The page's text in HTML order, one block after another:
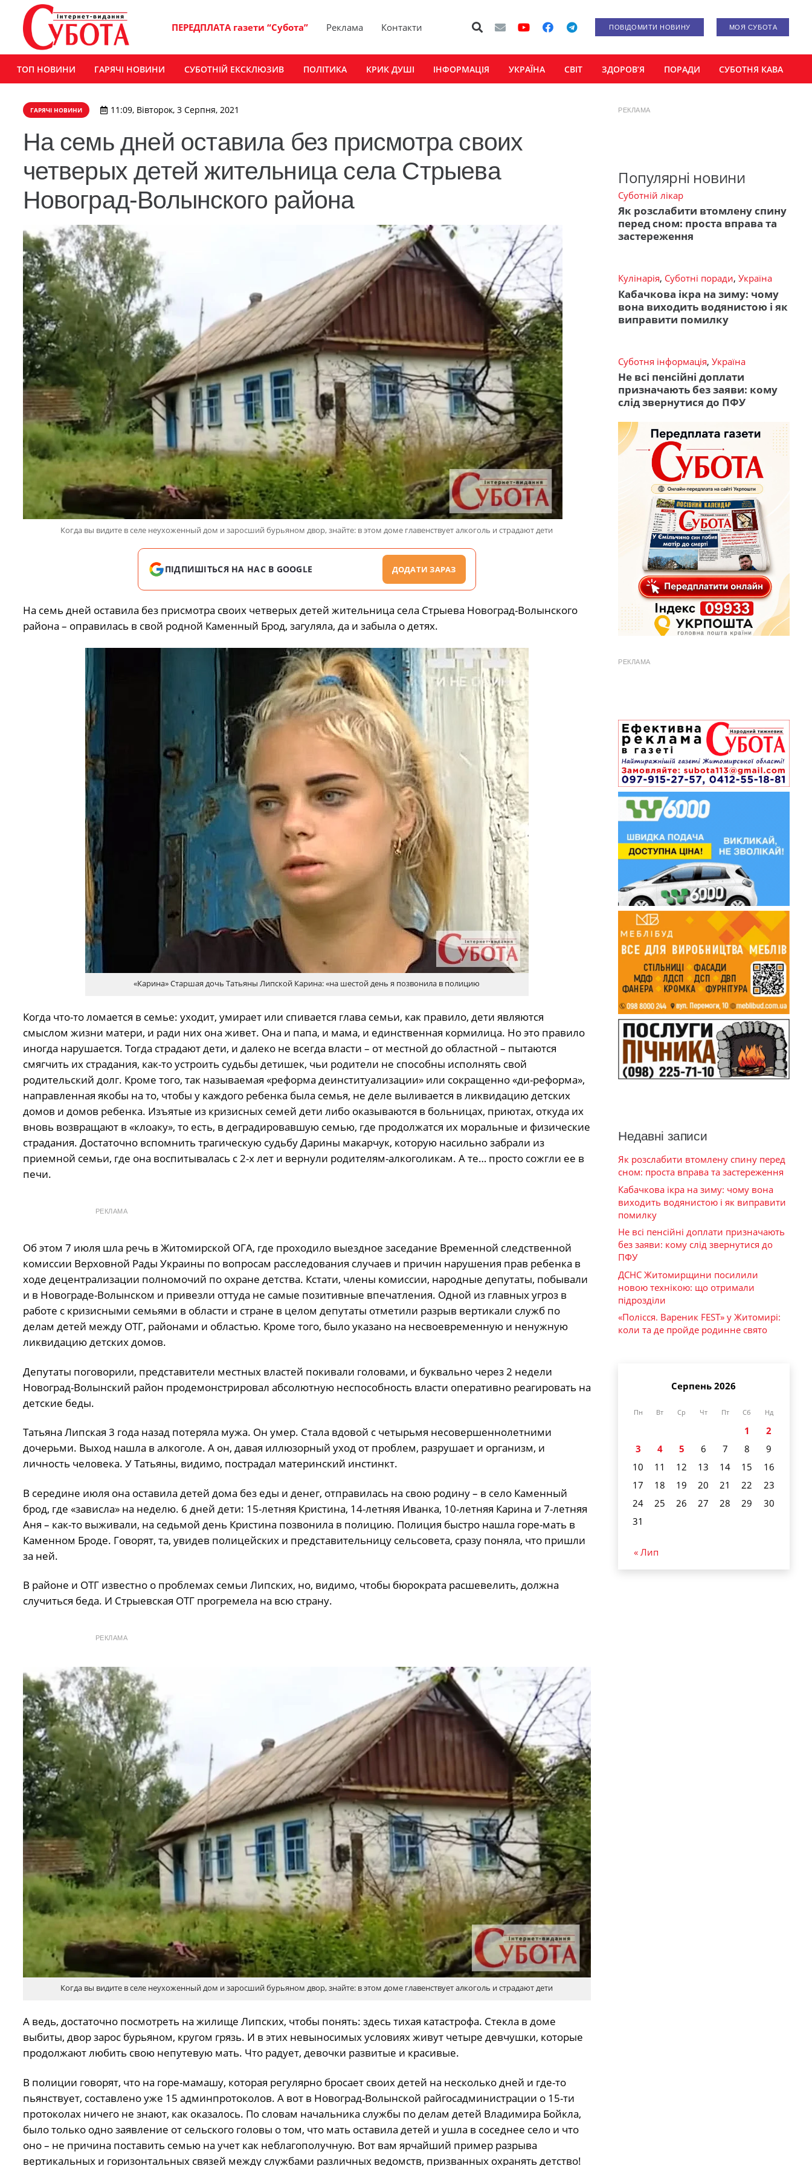
ПЕРЕДПЛАТА газети “Субота” Реклама Контакти ПОВІДОМИТИ НОВИНУ МОЯ СУБОТА
ТОП НОВИНИ ГАРЯЧІ НОВИНИ СУБОТНІЙ ЕКСКЛЮЗИВ ПОЛІТИКА КРИК ДУШІ ІНФОРМАЦІЯ УКРАЇНА СВІТ ЗДОРОВ’Я ПОРАДИ СУБОТНЯ КАВА
ГАРЯЧІ НОВИНИ 11:09, Вівторок, 3 Серпня, 2021
На семь дней оставила без присмотра своих
четверых детей жительница села Стрыева
Новоград-Волынского района
Когда вы видите в селе неухоженный дом и заросший бурьяном двор, знайте: в этом доме главенствует алкоголь и страдают дети
ПІДПИШІТЬСЯ НА НАС В GOOGLE ДОДАТИ ЗАРАЗ
На семь дней оставила без присмотра своих четверых детей жительница села Стрыева Новоград-Волынского
района – оправилась в свой родной Каменный Брод, загуляла, да и забыла о детях.
«Карина» Старшая дочь Татьяны Липской Карина: «на шестой день я позвонила в полицию
Когда что-то ломается в семье: уходит, умирает или спивается глава семьи, как правило, дети являются
смыслом жизни матери, и ради них она живет. Она и папа, и мама, и единственная кормилица. Но это правило
иногда нарушается. Тогда страдают дети, и далеко не всегда власти – от местной до областной – пытаются
смягчить их страдания, как-то устроить судьбы детишек, чьи родители не способны исполнять свой
родительский долг. Кроме того, так называемая «реформа деинституализации» или сокращенно «ди-реформа»,
направленная якобы на то, чтобы у каждого ребенка была семья, не деле выливается в ликвидацию детских
домов и домов ребенка. Изъятые из кризисных семей дети либо оказываются в больницах, приютах, откуда их
вновь возвращают в «клоаку», то есть, в деградировавшую семью, где продолжатся их моральные и физические
страдания. Достаточно вспомнить трагическую судьбу Дарины макарчук, которую насильно забрали из
приемной семьи, где она воспитывалась с 2-х лет и вернули родителям-алкоголикам. А те… просто сожгли ее в
печи.
РЕКЛАМА
Об этом 7 июля шла речь в Житомирской ОГА, где проходило выездное заседание Временной следственной
комиссии Верховной Рады Украины по вопросам расследования случаев и причин нарушения прав ребенка в
ходе децентрализации полномочий по охране детства. Кстати, члены комиссии, народные депутаты, побывали
и в Новограде-Волынском и привезли оттуда не самые позитивные впечатления. Одной из главных угроз в
работе с кризисными семьями в области и стране в целом депутаты отметили разрыв вертикали служб по
делам детей между ОТГ, районами и областью. Кроме того, было указано на несвоевременную и ненужную
ликвидацию детских домов.
Депутаты поговорили, представители местных властей покивали головами, и буквально через 2 недели
Новоград-Волынский район продемонстрировал абсолютную неспособность власти оперативно реагировать на
детские беды.
Татьяна Липская 3 года назад потеряла мужа. Он умер. Стала вдовой с четырьмя несовершеннолетними
дочерьми. Выход нашла в алкоголе. А он, давая иллюзорный уход от проблем, разрушает и организм, и
личность человека. У Татьяны, видимо, пострадал материнский инстинкт.
В середине июля она оставила детей дома без еды и денег, отправилась на свою родину – в село Каменный
брод, где «зависла» на неделю. 6 дней дети: 15-летняя Кристина, 14-летняя Иванка, 10-летняя Карина и 7-летняя
Аня – как-то выживали, на седьмой день Кристина позвонила в полицию. Полиция быстро нашла горе-мать в
Каменном Броде. Говорят, та, увидев полицейских и представительницу сельсовета, сразу поняла, что пришли
за ней.
В районе и ОТГ известно о проблемах семьи Липских, но, видимо, чтобы бюрократа расшевелить, должна
случиться беда. И Стрыевская ОТГ прогремела на всю страну.
РЕКЛАМА
Когда вы видите в селе неухоженный дом и заросший бурьяном двор, знайте: в этом доме главенствует алкоголь и страдают дети
А ведь, достаточно посмотреть на жилище Липских, чтобы понять: здесь тихая катастрофа. Стекла в доме
выбиты, двор зарос бурьяном, кругом грязь. И в этих невыносимых условиях живут четыре девчушки, которые
продолжают любить свою непутевую мать. Что радует, девочки развитые и красивые.
В полиции говорят, что на горе-мамашу, которая регулярно бросает своих детей на несколько дней и где-то
пьянствует, составлено уже 15 админпротоколов. А вот в Новоград-Волынской райгосадминистрации о 15-ти
протоколах ничего не знают, как оказалось. По словам начальника службы по делам детей Владимира Бойкла,
было только одно заявление от сельского головы о том, что мать оставила детей и ушла в соседнее село и что
оно – не причина поставить семью на учет как неблагополучную. Вот вам ярчайший пример разрыва
вертикальных и горизонтальных связей между службами различных ведомств, призванных охранять детство!
РЕКЛАМА
Популярні новини
Суботній лікар
Як розслабити втомлену спину
перед сном: проста вправа та
застереження
Кулінарія, Суботні поради, Україна
Кабачкова ікра на зиму: чому
вона виходить водянистою і як
виправити помилку
Суботня інформація, Україна
Не всі пенсійні доплати
призначають без заяви: кому
слід звернутися до ПФУ
РЕКЛАМА
Недавні записи
Як розслабити втомлену спину перед
сном: проста вправа та застереження
Кабачкова ікра на зиму: чому вона
виходить водянистою і як виправити
помилку
Не всі пенсійні доплати призначають
без заяви: кому слід звернутися до
ПФУ
ДСНС Житомирщини посилили
новою технікою: що отримали
підрозділи
«Полісся. Вареник FEST» у Житомирі:
коли та де пройде родинне свято
Серпень 2026
Пн Вт Ср Чт Пт Сб Нд
1
2
3
4 5 6 7 8
9
10
11 12 13 14 15
16
17
18 19 20 21 22
23
24
25 26 27 28 29
30
31
« Лип